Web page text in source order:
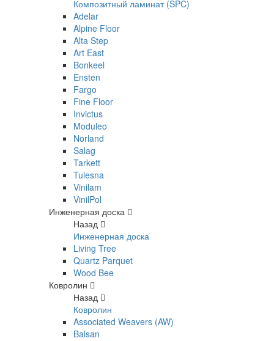
Композитный ламинат (SPC)
Adelar
Alpine Floor
Alta Step
Art East
Bonkeel
Ensten
Fargo
Fine Floor
Invictus
Moduleo
Norland
Salag
Tarkett
Tulesna
Vinilam
VinilPol
Инженерная доска
Назад
Инженерная доска
Living Tree
Quartz Parquet
Wood Bee
Ковролин
Назад
Ковролин
Associated Weavers (AW)
Balsan